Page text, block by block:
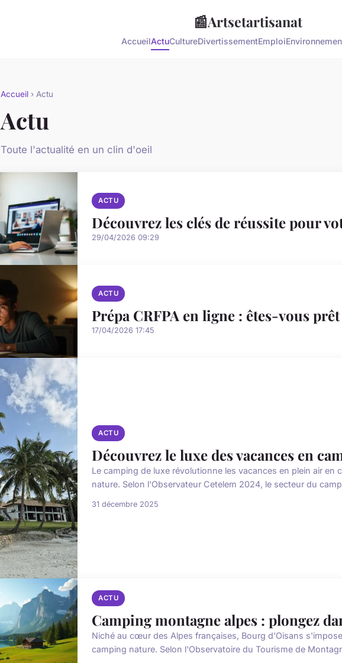
📰Artsetartisanat
AccueilActuCultureDivertissementEmploi
Accueil › Actu
Actu
Toute l'actualité en un clin d'oeil
ACTU
Découvrez les clés de réussite pour
29/04/2026 09:29
ACTU
Prépa CRFPA en ligne : êtes-vous
17/04/2026 17:45
ACTU
Découvrez le luxe des vacances en
Le camping de luxe révolutionne les vacances en plein air
nature. Selon l'Observateur Cetelem 2024, le secteur du
31 décembre 2025
ACTU
Camping montagne alpes : plongez
Niché au cœur des Alpes françaises, Bourg d'Oisans
camping nature. Selon l'Observatoire du Tourisme de